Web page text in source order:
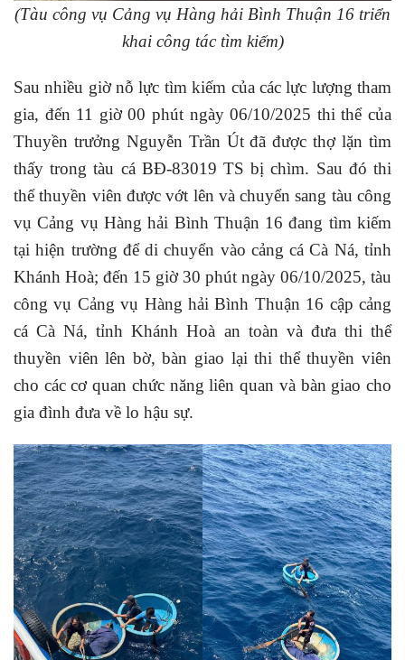
(Tàu công vụ Cảng vụ Hàng hải Bình Thuận 16 triển
khai công tác tìm kiếm)
Sau nhiều giờ nỗ lực tìm kiếm của các lực lượng tham
gia, đến 11 giờ 00 phút ngày 06/10/2025 thi thể của
Thuyền trưởng Nguyễn Trần Út đã được thợ lặn tìm
thấy trong tàu cá BĐ-83019 TS bị chìm. Sau đó thi
thể thuyền viên được vớt lên và chuyển sang tàu công
vụ Cảng vụ Hàng hải Bình Thuận 16 đang tìm kiếm
tại hiện trường để di chuyển vào cảng cá Cà Ná, tỉnh
Khánh Hoà; đến 15 giờ 30 phút ngày 06/10/2025, tàu
công vụ Cảng vụ Hàng hải Bình Thuận 16 cập cảng
cá Cà Ná, tỉnh Khánh Hoà an toàn và đưa thi thể
thuyền viên lên bờ, bàn giao lại thi thể thuyền viên
cho các cơ quan chức năng liên quan và bàn giao cho
gia đình đưa về lo hậu sự.